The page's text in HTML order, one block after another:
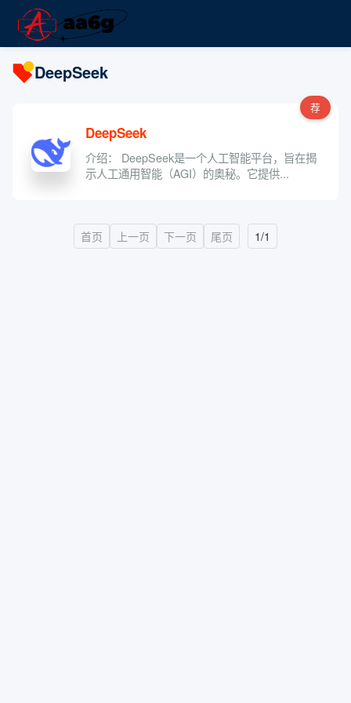
DeepSeek
荐
DeepSeek
介绍： DeepSeek是一个人工智能平台，旨在揭
示人工通用智能（AGI）的奥秘。它提供...
首页 上一页 下一页 尾页 1/1